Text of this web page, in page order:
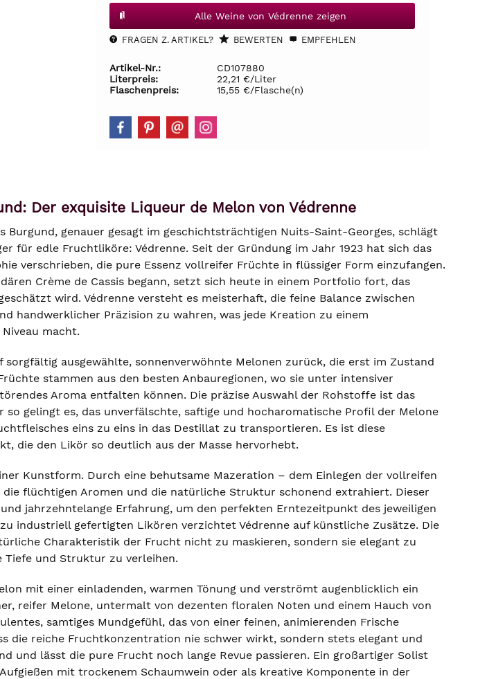
Alle Weine von Védrenne zeigen
FRAGEN Z. ARTIKEL? BEWERTEN EMPFEHLEN
Artikel-Nr.:
CD107880
Literpreis:
22,21 €/Liter
Flaschenpreis:
15,55 €/Flasche(n)
Der exquisite Liqueur de Melon von Védrenne
Burgund, genauer gesagt im geschichtsträchtigen Nuits-Saint-Georges, schlägt
für edle Fruchtliköre: Védrenne. Seit der Gründung im Jahr 1923 hat sich das
verschrieben, die pure Essenz vollreifer Früchte in flüssiger Form einzufangen.
Crème de Cassis begann, setzt sich heute in einem Portfolio fort, das
wird. Védrenne versteht es meisterhaft, die feine Balance zwischen
handwerklicher Präzision zu wahren, was jede Kreation zu einem
macht.
sorgfältig ausgewählte, sonnenverwöhnte Melonen zurück, die erst im Zustand
stammen aus den besten Anbauregionen, wo sie unter intensiver
Aroma entfalten können. Die präzise Auswahl der Rohstoffe ist das
gelingt es, das unverfälschte, saftige und hocharomatische Profil der Melone
eins zu eins in das Destillat zu transportieren. Es ist diese
die den Likör so deutlich aus der Masse hervorhebt.
Kunstform. Durch eine behutsame Mazeration – dem Einlegen der vollreifen
flüchtigen Aromen und die natürliche Struktur schonend extrahiert. Dieser
jahrzehntelange Erfahrung, um den perfekten Erntezeitpunkt des jeweiligen
industriell gefertigten Likören verzichtet Védrenne auf künstliche Zusätze. Die
Charakteristik der Frucht nicht zu maskieren, sondern sie elegant zu
und Struktur zu verleihen.
mit einer einladenden, warmen Tönung und verströmt augenblicklich ein
reifer Melone, untermalt von dezenten floralen Noten und einem Hauch von
samtiges Mundgefühl, das von einer feinen, animierenden Frische
die reiche Fruchtkonzentration nie schwer wirkt, sondern stets elegant und
und lässt die pure Frucht noch lange Revue passieren. Ein großartiger Solist
mit trockenem Schaumwein oder als kreative Komponente in der